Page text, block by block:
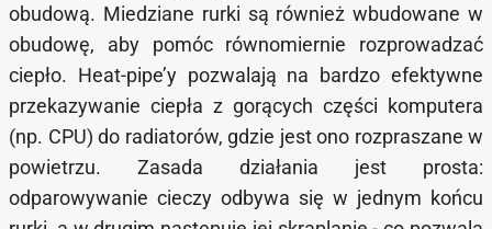
obudową. Miedziane rurki są również wbudowane w
obudowę, aby pomóc równomiernie rozprowadzać
ciepło. Heat-pipe’y pozwalają na bardzo efektywne
przekazywanie ciepła z gorących części komputera
(np. CPU) do radiatorów, gdzie jest ono rozpraszane w
powietrzu. Zasada działania jest prosta:
odparowywanie cieczy odbywa się w jednym końcu